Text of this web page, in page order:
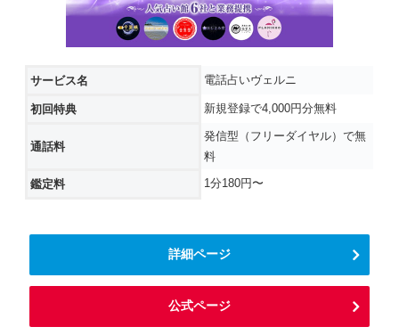
サービス名 電話占いヴェルニ
初回特典 新規登録で4,000円分無料
通話料
発信型（フリーダイヤル）で無
料
鑑定料 1分180円〜
詳細ページ
公式ページ